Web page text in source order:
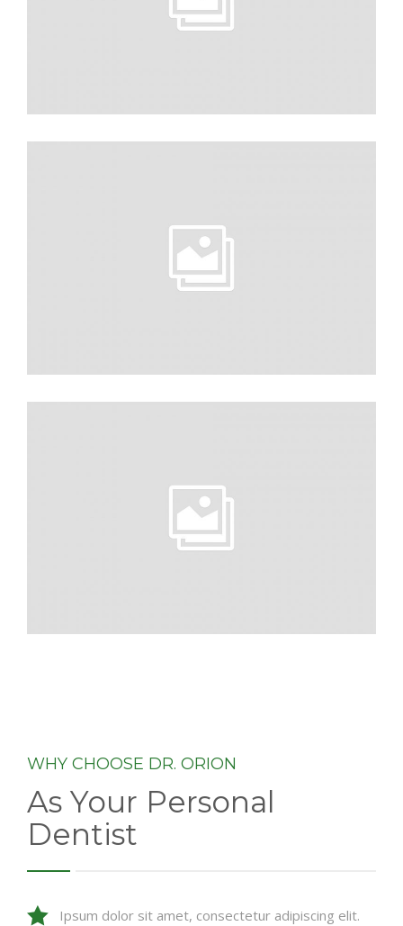
WHY CHOOSE DR. ORION
As Your Personal
Dentist
Ipsum dolor sit amet, consectetur adipiscing elit.